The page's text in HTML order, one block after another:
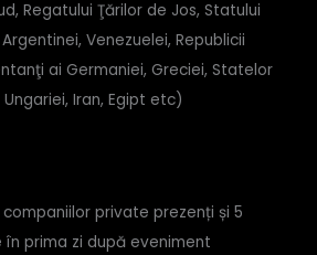
Regatului Ţărilor de Jos, Statului
Venezuelei, Republicii
ai Germaniei, Greciei, Statelor
Iran, Egipt etc)
private prezenți și 5
prima zi după eveniment